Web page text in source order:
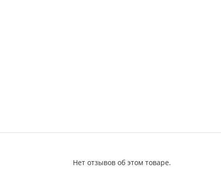
Нет отзывов об этом товаре.